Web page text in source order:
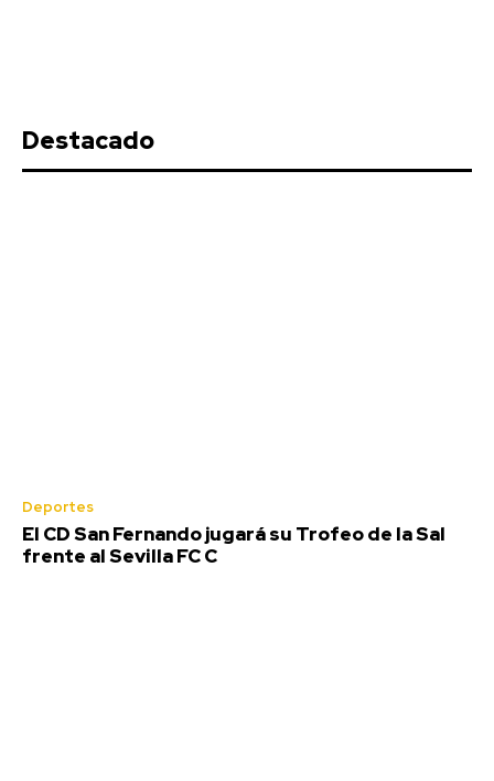
Destacado
Deportes
El CD San Fernando jugará su Trofeo de la Sal
frente al Sevilla FC C